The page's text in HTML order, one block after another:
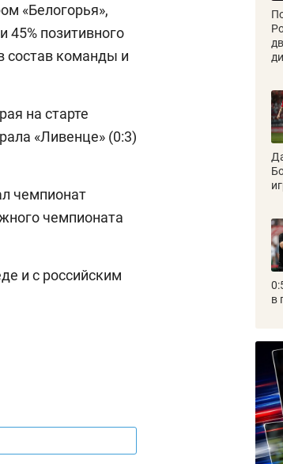
«Белогорья»,
45% позитивного
состав команды и
на старте
«Ливенце» (0:3)
чемпионат
чемпионата
и с российским
в